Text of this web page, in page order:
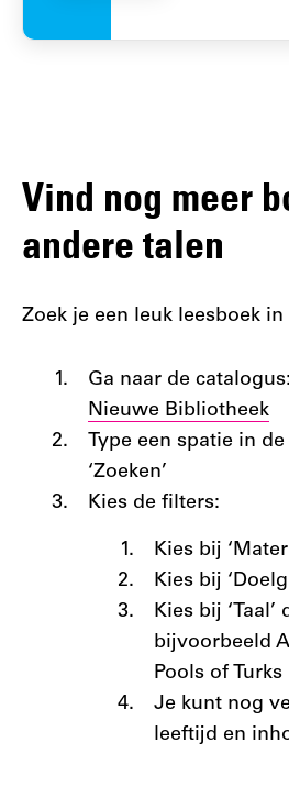
Vind nog meer
andere talen
Zoek je een leuk leesboek in
Ga naar de catalogus:
Nieuwe Bibliotheek
Type een spatie in
‘Zoeken’
Kies de filters:
Kies bij
Kies bij
Kies bij
bijvoorbeeld
Pools of Turks
Je kunt nog
leeftijd en